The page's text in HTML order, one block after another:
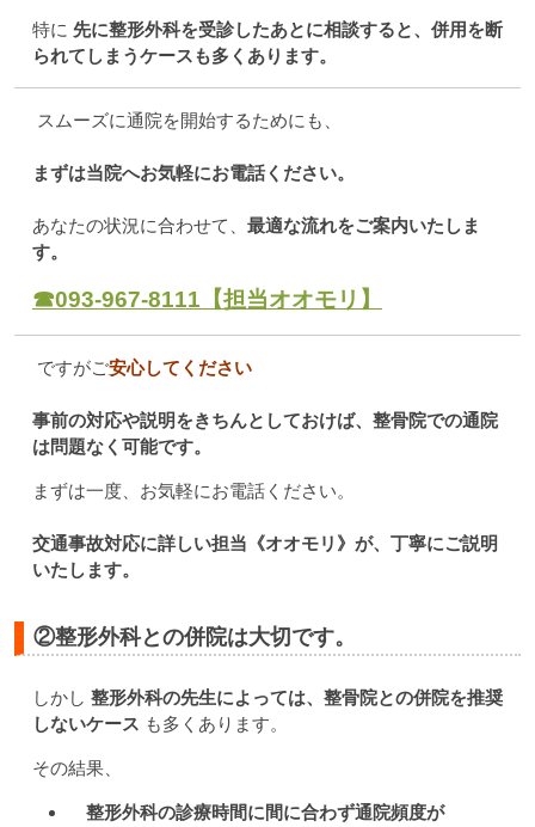
特に 先に整形外科を受診したあとに相談すると、併用を断
られてしまうケースも多くあります。
スムーズに通院を開始するためにも、
まずは当院へお気軽にお電話ください。
あなたの状況に合わせて、 最適な流れをご案内いたしま
す。
☎︎093-967-8111【担当オオモリ】
ですがご安心してください
事前の対応や説明をきちんとしておけば、整骨院での通院
は問題なく可能です。
まずは一度、お気軽にお電話ください。
交通事故対応に詳しい担当《オオモリ》が、丁寧にご説明
いたします。
②整形外科との併院は大切です。
しかし 整形外科の先生によっては、整骨院との併院を推奨
しないケース も多くあります。
その結果、
整形外科の診療時間に間に合わず通院頻度が